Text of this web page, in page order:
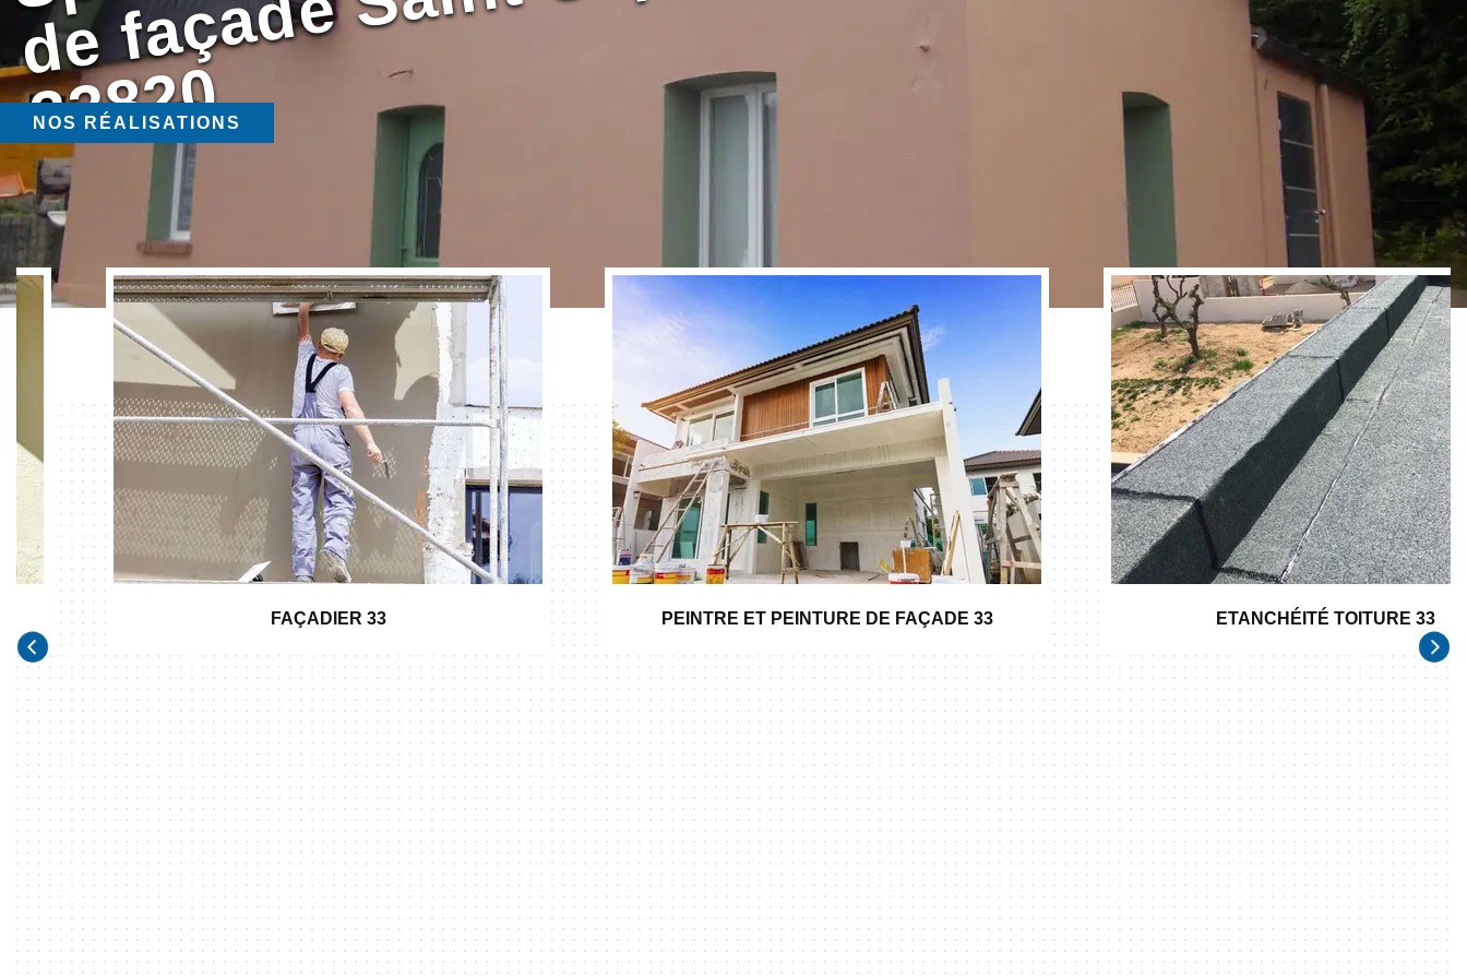
0
NOS RÉALISATIONS
FAÇADIER 33 PEINTRE ET PEINTURE DE FAÇADE 33 ETANCHÉITÉ TOITURE 33